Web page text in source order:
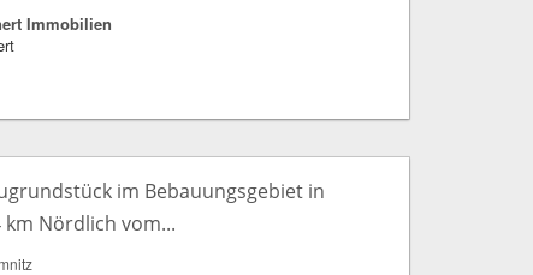
Immobilien
im Bebauungsgebiet in
km Nördlich vom...